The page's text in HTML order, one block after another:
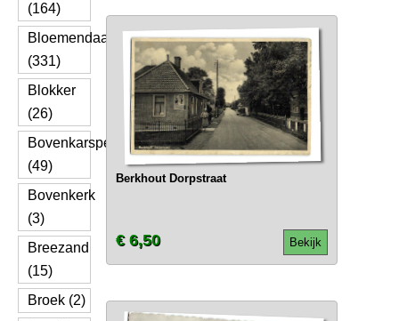
(164)
Bloemendaal
(331)
Blokker
(26)
Bovenkarspel
(49)
Bovenkerk
(3)
Breezand
(15)
Broek (2)
Berkhout Dorpstraat
Bekijk
€ 6,50